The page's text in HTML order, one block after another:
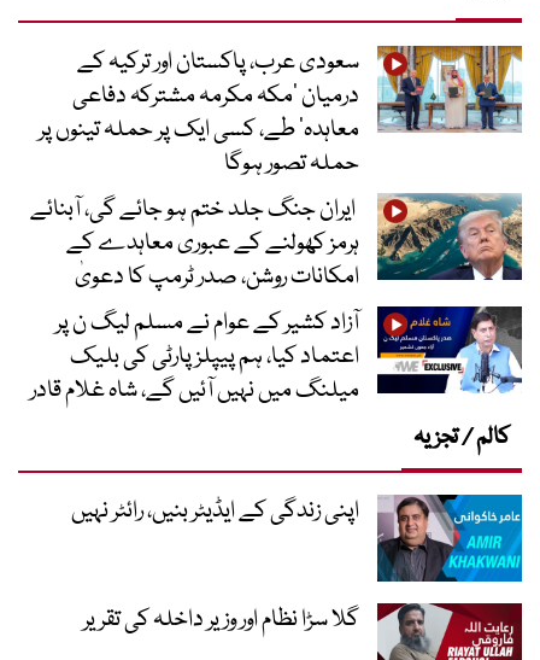
سعودی عرب، پاکستان اور ترکیہ کے
درمیان ’مکہ مکرمہ مشترکہ دفاعی
معاہدہ‘ طے، کسی ایک پر حملہ تینوں پر
حملہ تصور ہوگا
ایران جنگ جلد ختم ہو جائے گی، آبنائے
ہرمز کھولنے کے عبوری معاہدے کے
امکانات روشن، صدر ٹرمپ کا دعویٰ
آزاد کشیر کے عوام نے مسلم لیگ ن پر
اعتماد کیا، ہم پیپلز پارٹی کی بلیک
میلنگ میں نہیں آئیں گے، شاہ غلام قادر
کالم / تجزیہ
اپنی زندگی کے ایڈیٹر بنیں، رائٹر نہیں
گلا سڑا نظام اور وزیر داخلہ کی تقریر